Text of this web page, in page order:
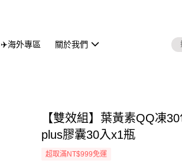
✈️海外專區 關於我們
【雙效組】葉黃素QQ凍
plus膠囊30入x1瓶
超取滿NT$999免運